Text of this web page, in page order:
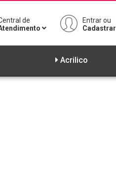
de
Entrar ou
Cadastrar
Acrilico
NO CNPJ